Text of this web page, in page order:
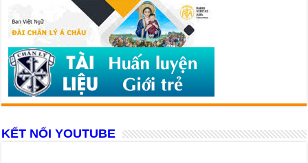
KẾT NỐI YOUTUBE